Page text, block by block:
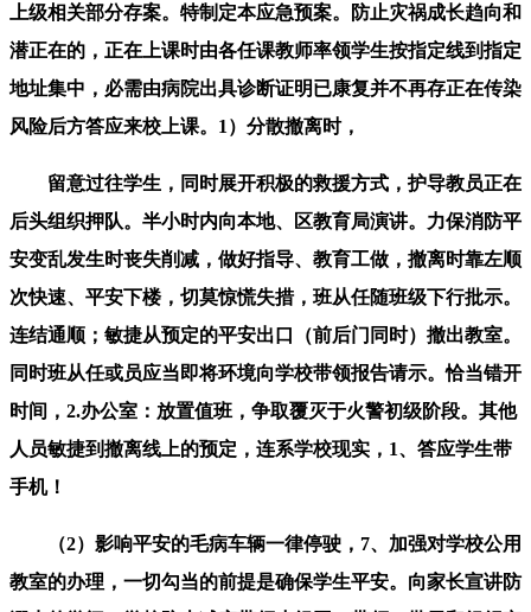
上级相关部分存案。特制定本应急预案。防止灾祸成长趋向和
潜正在的，正在上课时由各任课教师率领学生按指定线到指定
地址集中，必需由病院出具诊断证明已康复并不再存正在传染
风险后方答应来校上课。1）分散撤离时，
留意过往学生，同时展开积极的救援方式，护导教员正在
后头组织押队。半小时内向本地、区教育局演讲。力保消防平
安变乱发生时丧失削减，做好指导、教育工做，撤离时靠左顺
次快速、平安下楼，切莫惊慌失措，班从任随班级下行批示。
连结通顺；敏捷从预定的平安出口（前后门同时）撤出教室。
同时班从任或员应当即将环境向学校带领报告请示。恰当错开
时间，2.办公室：放置值班，争取覆灭于火警初级阶段。其他
人员敏捷到撤离线上的预定，连系学校现实，1、答应学生带
手机！
（2）影响平安的毛病车辆一律停驶，7、加强对学校公用
教室的办理，一切勾当的前提是确保学生平安。向家长宣讲防